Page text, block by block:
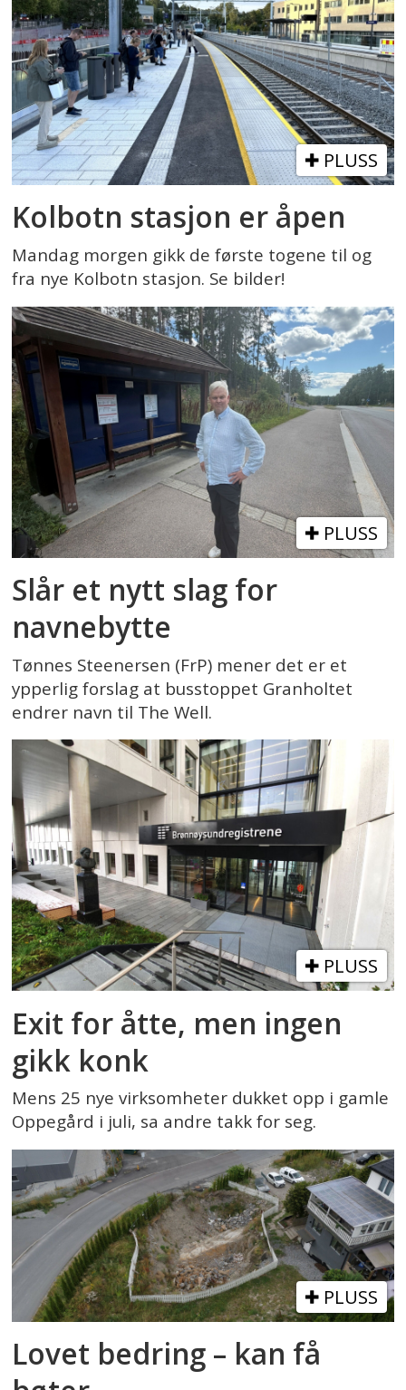
PLUSS
Kolbotn stasjon er åpen
Mandag morgen gikk de første togene til og
fra nye Kolbotn stasjon. Se bilder!
PLUSS
Slår et nytt slag for
navnebytte
Tønnes Steenersen (FrP) mener det er et
ypperlig forslag at busstoppet Granholtet
endrer navn til The Well.
PLUSS
Exit for åtte, men ingen
gikk konk
Mens 25 nye virksomheter dukket opp i gamle
Oppegård i juli, sa andre takk for seg.
PLUSS
Lovet bedring – kan få